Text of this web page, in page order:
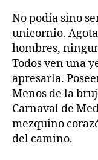
No podía sino
unicornio.
hombres,
Todos ven una
apresarla.
Menos de la
Carnaval de
mezquino
del camino.